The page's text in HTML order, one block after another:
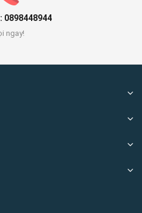
0898448944
ngay!